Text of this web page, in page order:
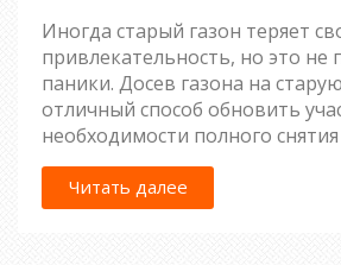
Иногда старый газон теряет
привлекательность, но это не
паники. Досев газона на
отличный способ обновить
необходимости полного
правильно подготовить
подобрать подходящие семена
необходимые меры по уходу.
Читать далее